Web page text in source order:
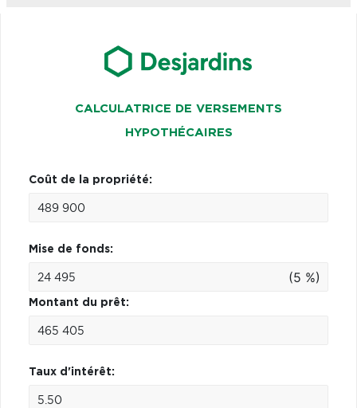
CALCULATRICE DE VERSEMENTS
HYPOTHÉCAIRES
Coût de la propriété:
Mise de fonds:
(5 %)
Montant du prêt:
Taux d'intérêt: